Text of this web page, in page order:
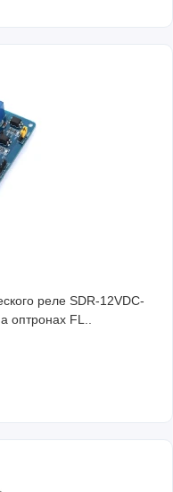
реле SDR-12VDC-
оптронах FL..